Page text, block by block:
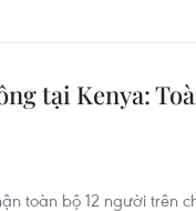
tại Kenya:
toàn bộ 12 người trên